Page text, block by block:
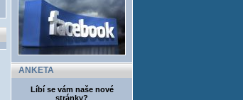
ANKETA
Líbí se vám naše nové
stránky?